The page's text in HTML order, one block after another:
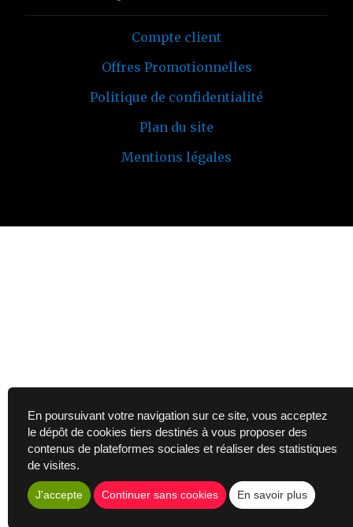
Compte client
Offres Promotionnelles
Politique de confidentialité
Plan du site
Mentions légales
En poursuivant votre navigation sur ce site, vous acceptez
le dépôt de cookies tiers destinés à vous proposer des
contenus de plateformes sociales et réaliser des statistiques
de visites.
J'accepte Continuer sans cookies En savoir plus